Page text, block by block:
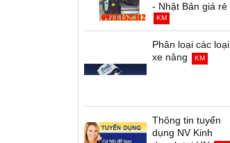
- Nhật Bản giá rẻ
KM
Phân loại các loại
xe nâng
KM
Thông tin tuyển
dụng NV Kinh